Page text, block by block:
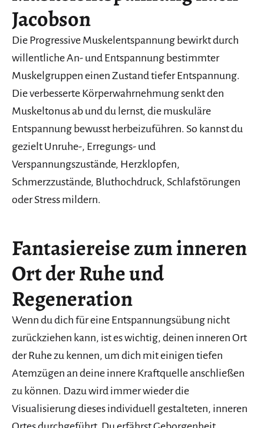
Jacobson
Die Progressive Muskelentspannung bewirkt durch
willentliche An- und Entspannung bestimmter
Muskelgruppen einen Zustand tiefer Entspannung.
Die verbesserte Körperwahrnehmung senkt den
Muskeltonus ab und du lernst, die muskuläre
Entspannung bewusst herbeizuführen. So kannst du
gezielt Unruhe-, Erregungs- und
Verspannungszustände, Herzklopfen,
Schmerzzustände, Bluthochdruck, Schlafstörungen
oder Stress mildern.
Fantasiereise zum inneren
Ort der Ruhe und
Regeneration
Wenn du dich für eine Entspannungsübung nicht
zurückziehen kann, ist es wichtig, deinen inneren Ort
der Ruhe zu kennen, um dich mit einigen tiefen
Atemzügen an deine innere Kraftquelle anschließen
zu können. Dazu wird immer wieder die
Visualisierung dieses individuell gestalteten, inneren